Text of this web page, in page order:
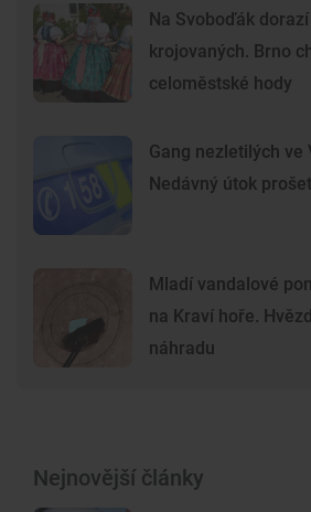
Na Svoboďák
krojovaných. Brno
celoměstské hody
Gang nezletilých ve
Nedávný útok
Mladí vandalové
na Kraví hoře.
náhradu
Nejnovější články